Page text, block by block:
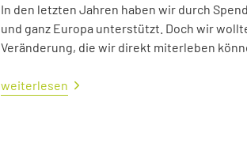
In den letzten Jahren haben wir durch
und ganz Europa unterstützt. Doch wir
Veränderung, die wir direkt miterleben
weiterlesen